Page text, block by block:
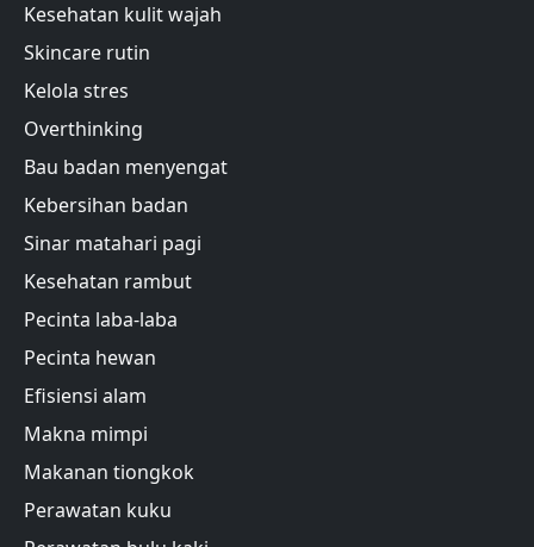
Kesehatan kulit wajah
Skincare rutin
Kelola stres
Overthinking
Bau badan menyengat
Kebersihan badan
Sinar matahari pagi
Kesehatan rambut
Pecinta laba-laba
Pecinta hewan
Efisiensi alam
Makna mimpi
Makanan tiongkok
Perawatan kuku